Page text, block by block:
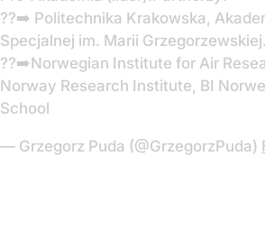
??➡️ Politechnika Krakowska,
Specjalnej im. Marii Grzegorzewskiej.
??➡️Norwegian Institute for Air
Norway Research Institute, BI
School
— Grzegorz Puda (@GrzegorzPuda)